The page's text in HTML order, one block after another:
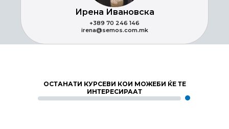
Ирена Ивановска
+389 70 246 146
irena@semos.com.mk
ОСТАНАТИ КУРСЕВИ КОИ МОЖЕБИ ЌЕ ТЕ
ИНТЕРЕСИРААТ